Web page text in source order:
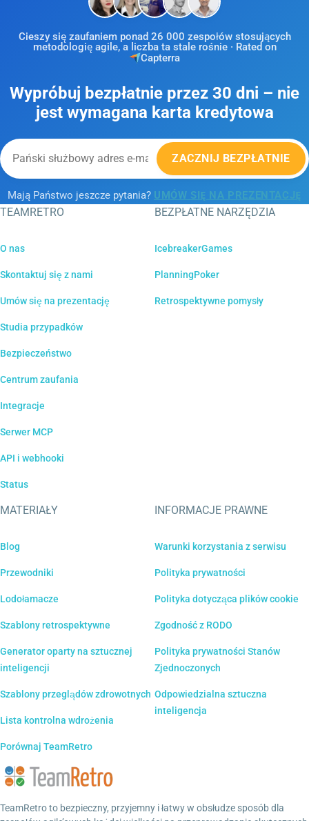
Cieszy się zaufaniem ponad 26 000 zespołów stosujących
metodologię agile, a liczba ta stale rośnie · Rated on
Capterra
Wypróbuj bezpłatnie przez 30 dni – nie
jest wymagana karta kredytowa
ZACZNIJ BEZPŁATNIE
Mają Państwo jeszcze pytania? UMÓW SIĘ NA PREZENTACJĘ
TEAMRETRO
O nas
Skontaktuj się z nami
Umów się na prezentację
Studia przypadków
Bezpieczeństwo
Centrum zaufania
Integracje
Serwer MCP
API i webhooki
Status
BEZPŁATNE NARZĘDZIA
IcebreakerGames
PlanningPoker
Retrospektywne pomysły
MATERIAŁY
Blog
Przewodniki
Lodołamacze
Szablony retrospektywne
Generator oparty na sztucznej
inteligencji
Szablony przeglądów zdrowotnych
Lista kontrolna wdrożenia
Porównaj TeamRetro
INFORMACJE PRAWNE
Warunki korzystania z serwisu
Polityka prywatności
Polityka dotycząca plików cookie
Zgodność z RODO
Polityka prywatności Stanów
Zjednoczonych
Odpowiedzialna sztuczna
inteligencja
TeamRetro to bezpieczny, przyjemny i łatwy w obsłudze sposób dla